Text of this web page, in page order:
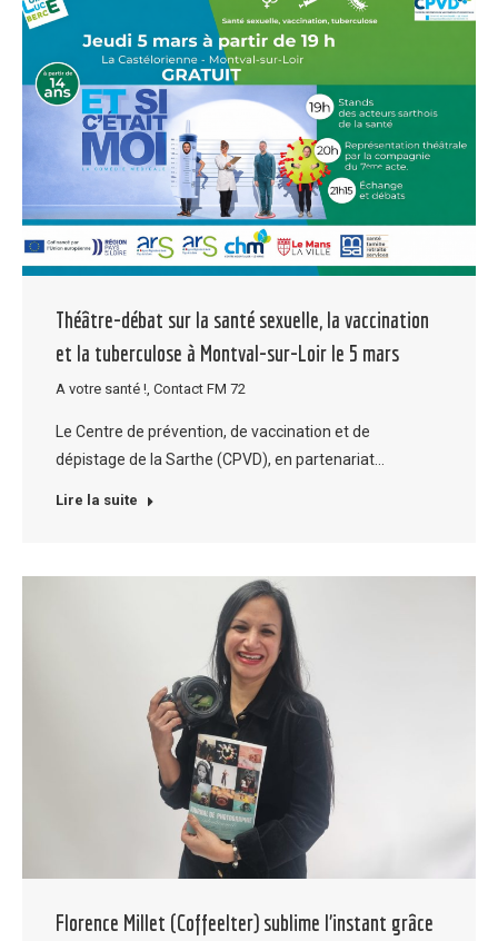
Théâtre-débat sur la santé sexuelle, la vaccination
et la tuberculose à Montval-sur-Loir le 5 mars
A votre santé ! Contact FM 72
Le Centre de prévention, de vaccination et de
dépistage de la Sarthe (CPVD), en partenariat…
Lire la suite
Florence Millet (Coffeelter) sublime l’instant grâce